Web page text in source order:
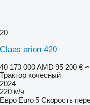
20
Claas arion 420
40 170 000 AMD 95 200 € ≈
Трактор колесный
2024
220 м/ч
Евро Euro 5 Скорость